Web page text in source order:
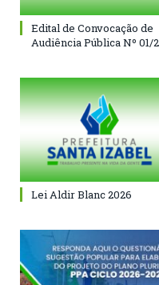
Edital de Convocação de
Audiência Pública Nº 01/
Lei Aldir Blanc 2026